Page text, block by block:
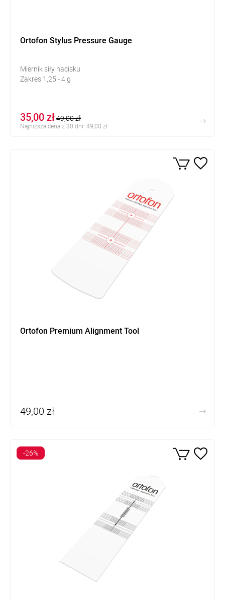
Ortofon Stylus Pressure Gauge
Miernik siły nacisku
Zakres 1,25 - 4 g
35,00 zł49,00 zł
Najniższa cena z 30 dni: 49,00 zł
Ortofon Premium Alignment Tool
49,00 zł
-26%